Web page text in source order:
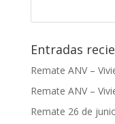
Entradas
Remate ANV –
Remate ANV –
Remate 26 de